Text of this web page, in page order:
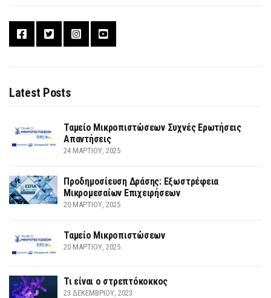
Latest Posts
Ταμείο Μικροπιστώσεων Συχνές Ερωτήσεις
Απαντήσεις
24 ΜΑΡΤΊΟΥ, 2025
Προδημοσίευση Δράσης: Εξωστρέφεια
Μικρομεσαίων Επιχειρήσεων
20 ΜΑΡΤΊΟΥ, 2025
Ταμείο Μικροπιστώσεων
20 ΜΑΡΤΊΟΥ, 2025
Τι είναι ο στρεπτόκοκκος
23 ΔΕΚΕΜΒΡΊΟΥ, 2023